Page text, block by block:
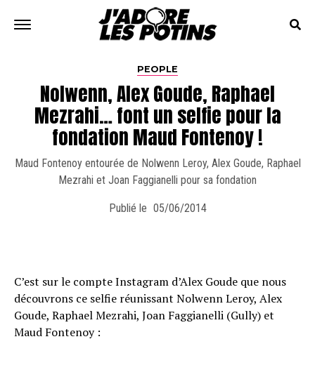
PEOPLE
Nolwenn, Alex Goude, Raphael
Mezrahi… font un selfie pour la
fondation Maud Fontenoy !
Maud Fontenoy entourée de Nolwenn Leroy, Alex Goude, Raphael
Mezrahi et Joan Faggianelli pour sa fondation
Publié le 05/06/2014
C’est sur le compte Instagram d’Alex Goude que nous
découvrons ce selfie réunissant Nolwenn Leroy, Alex
Goude, Raphael Mezrahi, Joan Faggianelli (Gully) et
Maud Fontenoy :